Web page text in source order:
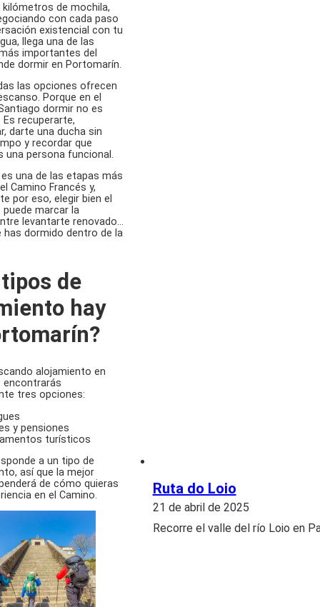
kilómetros de mochila,
con cada paso
existencial con tu
llega una de las
importantes del
dormir en Portomarín.
las opciones ofrecen
Porque en el
dormir no es
recuperarte,
darte una ducha sin
y recordar que
una persona funcional.
una de las etapas más
Camino Francés y,
por eso, elegir bien el
marcar la
levantarte renovado…
has dormido dentro de la
de
hay
alojamiento en
encontrarás
tres opciones:
y pensiones
turísticos
a un tipo de
así que la mejor
de cómo quieras
en el Camino.
Ruta do Loio
21 de abril de 2025
Recorre el valle del río Loio en